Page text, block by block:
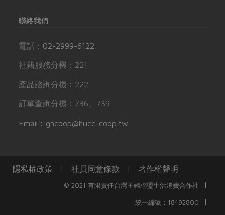
聯絡我們
電話： 02-2999-6122
社籍服務分機：221
產品諮詢分機：222
訂單查詢分機：736、739
Email：gncoop@hucc-coop.tw
隱私權政策 | 社員同意條款 | 著作權聲明
© 2021 有限責任台灣主婦聯盟生活消費合作社 |
統一編號：18492800
|